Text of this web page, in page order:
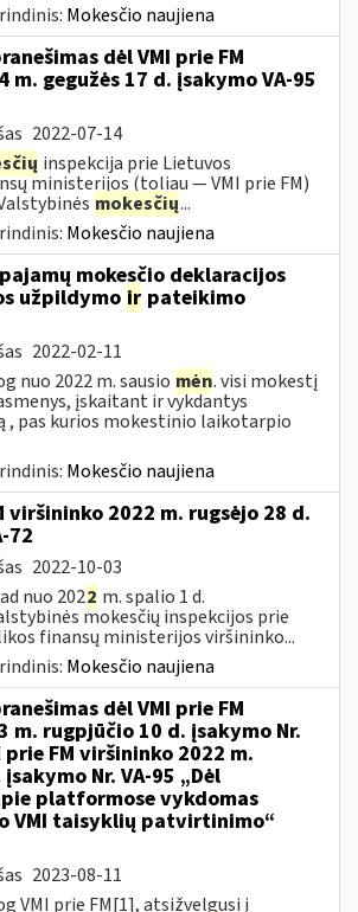
Mokesčio naujiena
dėl VMI prie FM
m. gegužės 17 d. įsakymo VA-95
2022-07-14
inspekcija prie Lietuvos
ministerijos (toliau ― VMI prie FM)
mokesčių...
Mokesčio naujiena
mokesčio deklaracijos
užpildymo ir pateikimo
2022-02-11
nuo 2022 m. sausio mėn. visi mokestį
įskaitant ir vykdantys
, pas kurios mokestinio laikotarpio
Mokesčio naujiena
viršininko 2022 m. rugsėjo 28 d.
72
2022-10-03
nuo 2022 m. spalio 1 d.
mokesčių inspekcijos prie
finansų ministerijos viršininko...
Mokesčio naujiena
dėl VMI prie FM
m. rugpjūčio 10 d. įsakymo Nr.
prie FM viršininko 2022 m.
Nr. VA-95 „Dėl
platformose vykdomas
VMI taisyklių patvirtinimo“
2023-08-11
VMI prie FM[1], atsižvelgusi į